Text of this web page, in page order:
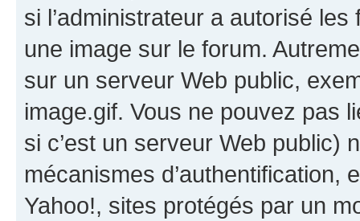
si l’administrateur a autorisé
une image sur le forum.
sur un serveur Web public,
image.gif. Vous ne pouvez pas
si c’est un serveur Web public)
mécanismes d’authentification,
Yahoo!, sites protégés par un